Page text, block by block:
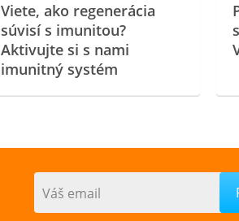
Viete, ako regenerácia
súvisí s imunitou?
Aktivujte si s nami
imunitný systém
Váš email